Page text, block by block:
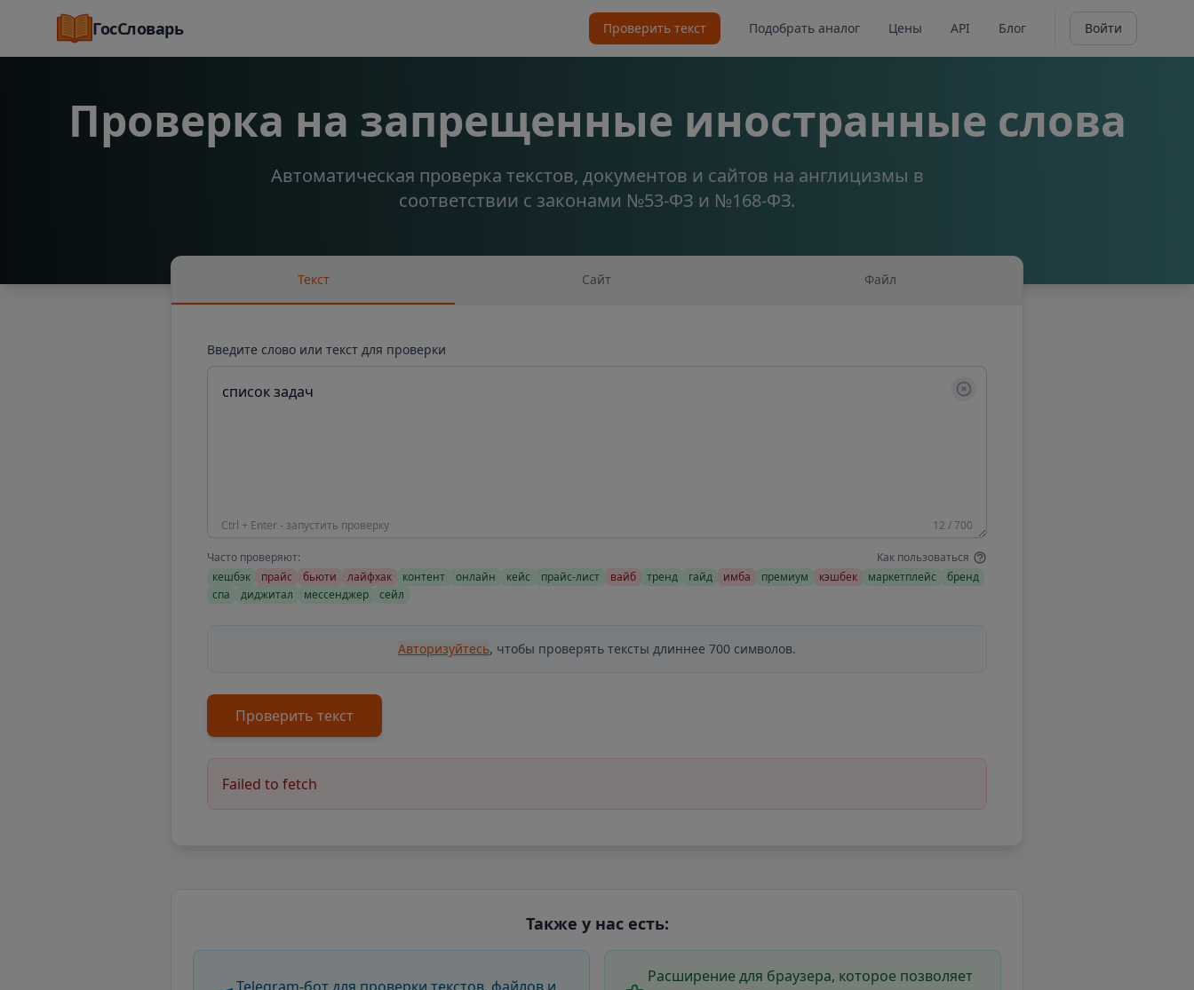
ГосСловарь Проверить текст Подобрать аналог Цены API Блог Войти
Проверка на запрещенные иностранные слова
Автоматическая проверка текстов, документов и сайтов на англицизмы в
соответствии с законами №53-ФЗ и №168-ФЗ.
Текст Сайт Файл
Введите слово или текст для проверки
Ctrl + Enter - запустить проверку 12 / 700
Часто проверяют:
Как пользоваться
кешбэк
прайс бьюти лайфхак контент онлайн кейс прайс-лист вайб тренд гайд имба премиум кэшбек маркетплейс
бренд
спа
диджитал мессенджер сейл
Авторизуйтесь, чтобы проверять тексты длиннее 700 символов.
Проверить текст
Failed to fetch
Также у нас есть:
Расширение для браузера, которое позволяет